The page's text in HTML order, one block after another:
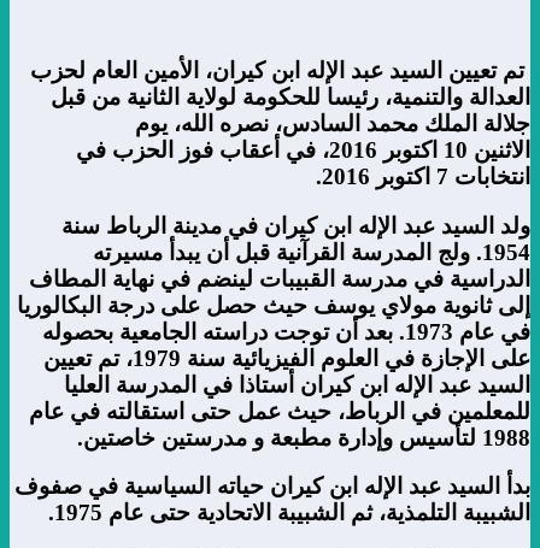
تم تعيين السيد عبد الإله ابن كيران، الأمين العام لحزب
العدالة والتنمية، رئيسا للحكومة لولاية الثانية من قبل
جلالة الملك محمد السادس، نصره الله، يوم
الاثنين 10 اكتوبر 2016، في أعقاب فوز الحزب في
انتخابات 7 اكتوبر 2016
.
ولد السيد عبد الإله ابن كيران في مدينة الرباط سنة
1954. ولج المدرسة القرآنية قبل أن يبدأ مسيرته
الدراسية في مدرسة القبيبات لينضم في نهاية المطاف
إلى ثانوية مولاي يوسف حيث حصل على درجة البكالوريا
في عام 1973. بعد أن توجت دراسته الجامعية بحصوله
على الإجازة في العلوم الفيزيائية سنة 1979، تم تعيين
السيد عبد الإله ابن كيران أستاذا في المدرسة العليا
للمعلمين في الرباط، حيث عمل حتى استقالته في عام
1988 لتأسيس وإدارة مطبعة و مدرستين خاصتين
.
بدأ السيد عبد الإله ابن كيران حياته السياسية في صفوف
الشبيبة التلمذية، ثم الشبيبة الاتحادية حتى عام 1975
.